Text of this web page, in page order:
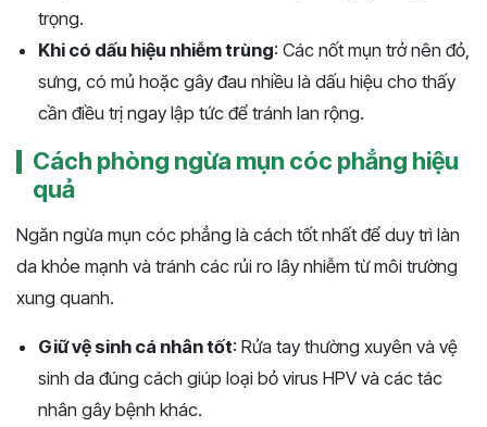
trọng.
Khi có dấu hiệu nhiễm trùng: Các nốt mụn trở nên đỏ,
sưng, có mủ hoặc gây đau nhiều là dấu hiệu cho thấy
cần điều trị ngay lập tức để tránh lan rộng.
Cách phòng ngừa mụn cóc phẳng hiệu
quả
Ngăn ngừa mụn cóc phẳng là cách tốt nhất để duy trì làn
da khỏe mạnh và tránh các rủi ro lây nhiễm từ môi trường
xung quanh.
Giữ vệ sinh cá nhân tốt: Rửa tay thường xuyên và vệ
sinh da đúng cách giúp loại bỏ virus HPV và các tác
nhân gây bệnh khác.